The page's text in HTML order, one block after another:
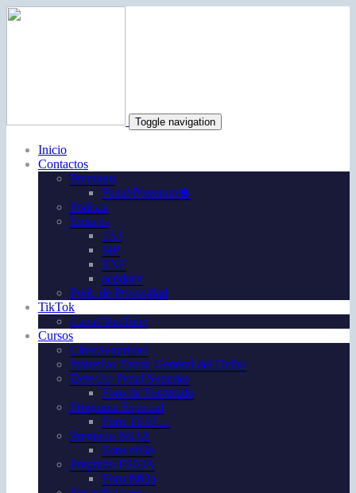
Toggle navigation
Inicio
Contactos
Premium
Penal Premium💲
Podcast
Enlaces
TSJ
MP
ENF
aepdaev
Polít. de Privacidad
TikTok
Canal YouTube
Cursos
CiberSeguridad
Intensivo Teoría General del Delito
Derecho Penal Superior
Foro de Postgrado
Programa Especial
Foro TE07…
Pregrado N03A
Foro n03a
Pregrado FS03A
Foro fs03a